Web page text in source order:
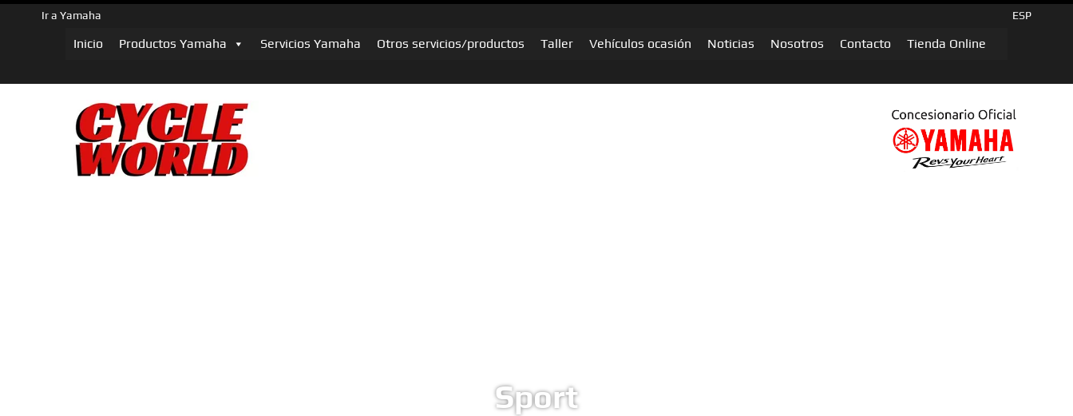
Ir a Yamaha ESP
Inicio Productos Yamaha Servicios Yamaha Otros servicios/productos Taller Vehículos ocasión Noticias Nosotros Contacto Tienda Online
Sport